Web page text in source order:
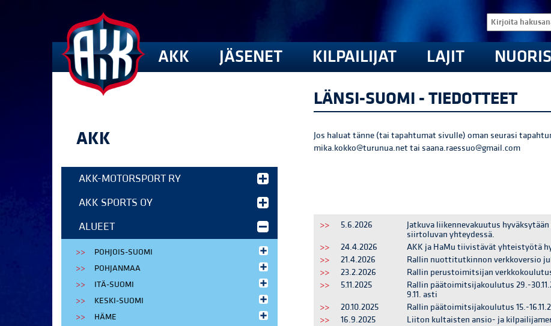
AKK JÄSENET KILPAILIJAT LAJIT
AKK
AKK-MOTORSPORT RY
AKK SPORTS OY
ALUEET
POHJOIS-SUOMI
POHJANMAA
ITÄ-SUOMI
KESKI-SUOMI
HÄME
LÄNSI-SUOMI - TIEDOTTEET
Jos haluat tänne (tai tapahtumat sivulle) oman seurasi
mika.kokko@turunua.net tai saana.raessuo@gmail.com
>> 5.6.2026
Jatkuva liikennevakuutus
siirtoluvan yhteydessä.
>>
24.4.2026
AKK ja HaMu tiivistävät yhteistyötä
>>
21.4.2026
Rallin nuottitutkinnon verkkoversio
>>
23.2.2026
Rallin perustoimitsijan
>>
5.11.2025
Rallin päätoimitsijakoulutus 29.-
9.11. asti
>>
20.10.2025
Rallin päätoimitsijakoulutus 15.-
>>
16.9.2025
Liiton kultaisten ansio- ja